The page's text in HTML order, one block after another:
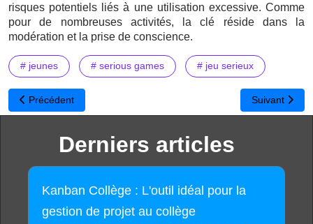
risques potentiels liés à une utilisation excessive. Comme
pour de nombreuses activités, la clé réside dans la
modération et la prise de conscience.
# jeunes # serious games # jeu serieux
Article précédent : Anki : Votre allié pour la mémorisation et la
Précédent Article
Suivant
Derniers articles
Kanban Collège : L'outil idéal pour la
gestion de projet au collège